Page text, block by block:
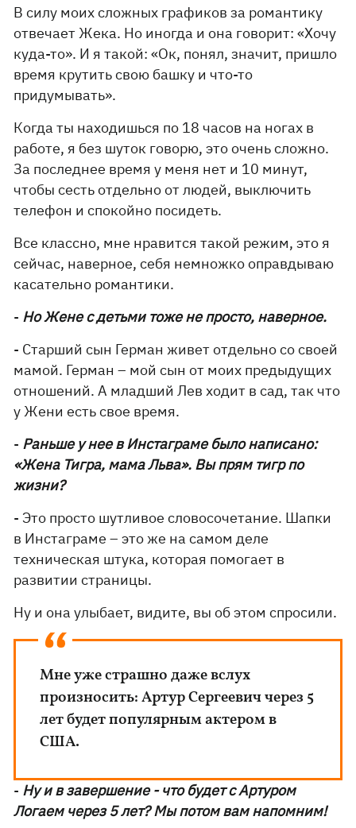
В силу моих сложных графиков за романтику
отвечает Жека. Но иногда и она говорит: «Хочу
куда-то». И я такой: «Ок, понял, значит, пришло
время крутить свою башку и что-то
придумывать».
Когда ты находишься по 18 часов на ногах в
работе, я без шуток говорю, это очень сложно.
За последнее время у меня нет и 10 минут,
чтобы сесть отдельно от людей, выключить
телефон и спокойно посидеть.
Все классно, мне нравится такой режим, это я
сейчас, наверное, себя немножко оправдываю
касательно романтики.
- Но Жене с детьми тоже не просто, наверное.
- Старший сын Герман живет отдельно со своей
мамой. Герман – мой сын от моих предыдущих
отношений. А младший Лев ходит в сад, так что
у Жени есть свое время.
- Раньше у нее в Инстаграме было написано:
«Жена Тигра, мама Льва». Вы прям тигр по
жизни?
- Это просто шутливое словосочетание. Шапки
в Инстаграме – это же на самом деле
техническая штука, которая помогает в
развитии страницы.
Ну и она улыбает, видите, вы об этом спросили.
Мне уже страшно даже вслух
произносить: Артур Сергеевич через 5
лет будет популярным актером в
США.
- Ну и в завершение - что будет с Артуром
Логаем через 5 лет? Мы потом вам напомним!